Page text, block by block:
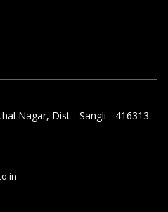
Nagar, Dist - Sangli - 416313.